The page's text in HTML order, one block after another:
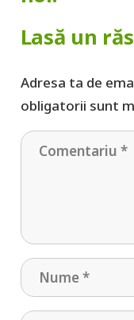
Lasă un
Adresa ta de
obligatorii sunt